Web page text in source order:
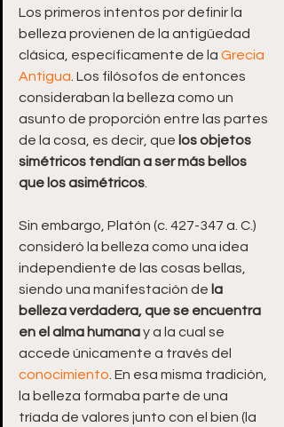
Los primeros intentos por definir la
belleza provienen de la antigüedad
clásica, específicamente de la Grecia
Antigua . Los filósofos de entonces
consideraban la belleza como un
asunto de proporción entre las partes
de la cosa, es decir, que los objetos
simétricos tendían a ser más bellos
que los asimétricos
Sin embargo, Platón (c. 427-347 a. C.)
consideró la belleza como una idea
independiente de las cosas bellas,
siendo una manifestación de la
belleza verdadera, que se encuentra
en el alma humana y a la cual se
accede únicamente a través del
conocimiento . En esa misma tradición,
la belleza formaba parte de una
tríada de valores junto con el bien (la